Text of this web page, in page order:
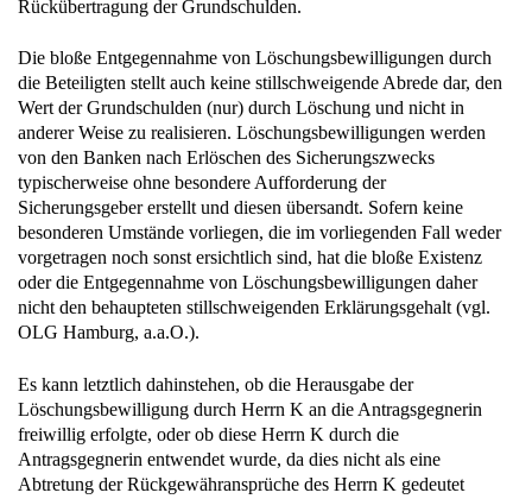
die Beteiligten stellt auch keine stillschweigende Abrede dar, den
Wert der Grundschulden (nur) durch Löschung und nicht in
anderer Weise zu realisieren. Löschungsbewilligungen werden
von den Banken nach Erlöschen des Sicherungszwecks
typischerweise ohne besondere Aufforderung der
Sicherungsgeber erstellt und diesen übersandt. Sofern keine
besonderen Umstände vorliegen, die im vorliegenden Fall weder
vorgetragen noch sonst ersichtlich sind, hat die bloße Existenz
oder die Entgegennahme von Löschungsbewilligungen daher
nicht den behaupteten stillschweigenden Erklärungsgehalt (vgl.
OLG Hamburg, a.a.O.).
Löschungsbewilligung durch Herrn K an die Antragsgegnerin
freiwillig erfolgte, oder ob diese Herrn K durch die
Antragsgegnerin entwendet wurde, da dies nicht als eine
Abtretung der Rückgewähransprüche des Herrn K gedeutet
werden kann. Auch nach dem eigenen Vortrag der